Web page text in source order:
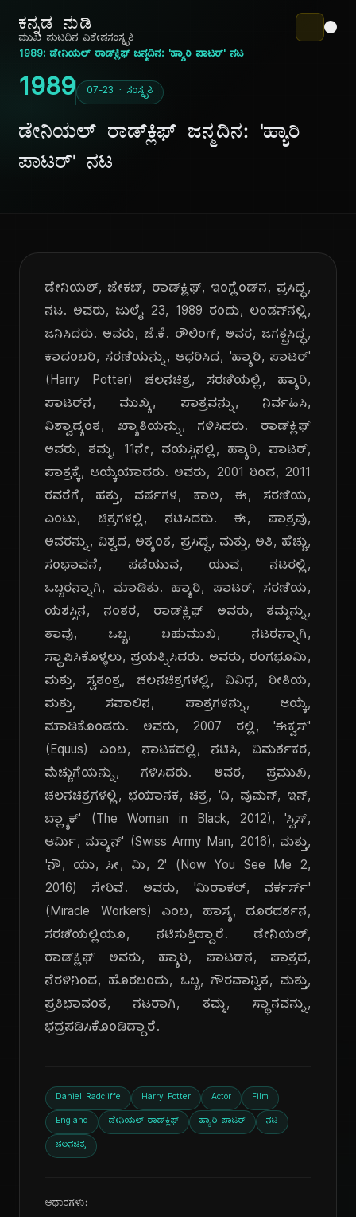
ಕನ್ನಡ ನುಡಿ
ಮುಖ ಪುಟದಿನ ವಿಶೇಷಸಂಸ್ಕೃತಿ
1989: ಡೇನಿಯಲ್ ರಾಡ್‌ಕ್ಲಿಫ್ ಜನ್ಮದಿನ: 'ಹ್ಯಾರಿ ಪಾಟರ್' ನಟ
1989 07-23 · ಸಂಸ್ಕೃತಿ
ಡೇನಿಯಲ್ ರಾಡ್‌ಕ್ಲಿಫ್ ಜನ್ಮದಿನ: 'ಹ್ಯಾರಿ
ಪಾಟರ್' ನಟ
ಡೇನಿಯಲ್, ಜೇಕಬ್, ರಾಡ್‌ಕ್ಲಿಫ್, ಇಂಗ್ಲೆಂಡ್‌ನ, ಪ್ರಸಿದ್ಧ,
ನಟ. ಅವರು, ಜುಲೈ 23, 1989 ರಂದು, ಲಂಡನ್‌ನಲ್ಲಿ,
ಜನಿಸಿದರು. ಅವರು, ಜೆ.ಕೆ. ರೌಲಿಂಗ್, ಅವರ, ಜಗತ್ಪ್ರಸಿದ್ಧ,
ಕಾದಂಬರಿ, ಸರಣಿಯನ್ನು, ಆಧರಿಸಿದ, 'ಹ್ಯಾರಿ, ಪಾಟರ್'
(Harry Potter) ಚಲನಚಿತ್ರ, ಸರಣಿಯಲ್ಲಿ, ಹ್ಯಾರಿ,
ಪಾಟರ್‌ನ, ಮುಖ್ಯ, ಪಾತ್ರವನ್ನು, ನಿರ್ವಹಿಸಿ,
ವಿಶ್ವಾದ್ಯಂತ, ಖ್ಯಾತಿಯನ್ನು, ಗಳಿಸಿದರು. ರಾಡ್‌ಕ್ಲಿಫ್
ಅವರು, ತಮ್ಮ, 11ನೇ, ವಯಸ್ಸಿನಲ್ಲಿ, ಹ್ಯಾರಿ, ಪಾಟರ್,
ಪಾತ್ರಕ್ಕೆ, ಆಯ್ಕೆಯಾದರು. ಅವರು, 2001 ರಿಂದ, 2011
ರವರೆಗೆ, ಹತ್ತು, ವರ್ಷಗಳ, ಕಾಲ, ಈ, ಸರಣಿಯ,
ಎಂಟು, ಚಿತ್ರಗಳಲ್ಲಿ, ನಟಿಸಿದರು. ಈ, ಪಾತ್ರವು,
ಅವರನ್ನು, ವಿಶ್ವದ, ಅತ್ಯಂತ, ಪ್ರಸಿದ್ಧ, ಮತ್ತು, ಅತಿ, ಹೆಚ್ಚು,
ಸಂಭಾವನೆ, ಪಡೆಯುವ, ಯುವ, ನಟರಲ್ಲಿ,
ಒಬ್ಬರನ್ನಾಗಿ, ಮಾಡಿತು. ಹ್ಯಾರಿ, ಪಾಟರ್, ಸರಣಿಯ,
ಯಶಸ್ಸಿನ, ನಂತರ, ರಾಡ್‌ಕ್ಲಿಫ್ ಅವರು, ತಮ್ಮನ್ನು,
ತಾವು, ಒಬ್ಬ, ಬಹುಮುಖ, ನಟರನ್ನಾಗಿ,
ಸ್ಥಾಪಿಸಿಕೊಳ್ಳಲು, ಪ್ರಯತ್ನಿಸಿದರು. ಅವರು, ರಂಗಭೂಮಿ,
ಮತ್ತು, ಸ್ವತಂತ್ರ, ಚಲನಚಿತ್ರಗಳಲ್ಲಿ, ವಿವಿಧ, ರೀತಿಯ,
ಮತ್ತು, ಸವಾಲಿನ, ಪಾತ್ರಗಳನ್ನು, ಆಯ್ಕೆ,
ಮಾಡಿಕೊಂಡರು. ಅವರು, 2007 ರಲ್ಲಿ, 'ಈಕ್ವಸ್'
(Equus) ಎಂಬ, ನಾಟಕದಲ್ಲಿ, ನಟಿಸಿ, ವಿಮರ್ಶಕರ,
ಮೆಚ್ಚುಗೆಯನ್ನು, ಗಳಿಸಿದರು. ಅವರ, ಪ್ರಮುಖ,
ಚಲನಚಿತ್ರಗಳಲ್ಲಿ, ಭಯಾನಕ, ಚಿತ್ರ, 'ದಿ, ವುಮನ್, ಇನ್,
ಬ್ಲ್ಯಾಕ್' (The Woman in Black, 2012), 'ಸ್ವಿಸ್,
ಆರ್ಮಿ, ಮ್ಯಾನ್' (Swiss Army Man, 2016), ಮತ್ತು,
'ನೌ, ಯು, ಸೀ, ಮಿ, 2' (Now You See Me 2,
2016) ಸೇರಿವೆ. ಅವರು, 'ಮಿರಾಕಲ್, ವರ್ಕರ್ಸ್'
(Miracle Workers) ಎಂಬ, ಹಾಸ್ಯ, ದೂರದರ್ಶನ,
ಸರಣಿಯಲ್ಲಿಯೂ, ನಟಿಸುತ್ತಿದ್ದಾರೆ. ಡೇನಿಯಲ್,
ರಾಡ್‌ಕ್ಲಿಫ್ ಅವರು, ಹ್ಯಾರಿ, ಪಾಟರ್‌ನ, ಪಾತ್ರದ,
ನೆರಳಿನಿಂದ, ಹೊರಬಂದು, ಒಬ್ಬ, ಗೌರವಾನ್ವಿತ, ಮತ್ತು,
ಪ್ರತಿಭಾವಂತ, ನಟರಾಗಿ, ತಮ್ಮ, ಸ್ಥಾನವನ್ನು,
ಭದ್ರಪಡಿಸಿಕೊಂಡಿದ್ದಾರೆ.
Daniel Radcliffe Harry Potter Actor Film
England ಡೇನಿಯಲ್ ರಾಡ್‌ಕ್ಲಿಫ್ ಹ್ಯಾರಿ ಪಾಟರ್ ನಟ
ಚಲನಚಿತ್ರ
ಆಧಾರಗಳು: